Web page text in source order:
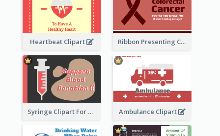
Heartbeat Clipart Ribbon Presenting Cancer
Syringe Clipart For Blood Donation Ambulance Clipart